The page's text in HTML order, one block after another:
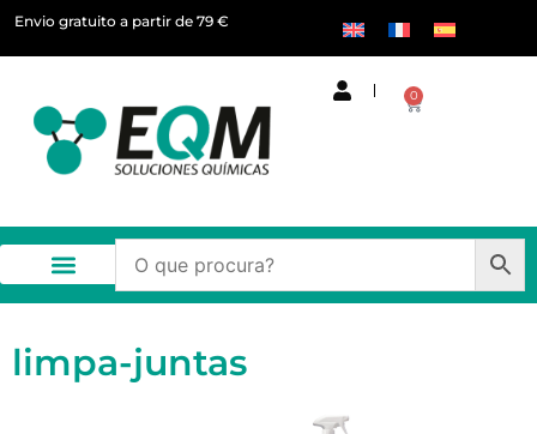
Envio gratuito a partir de 79 €
0
limpa-juntas